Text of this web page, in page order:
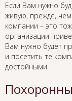
Если Вам нужно
живую, прежде,
компании – это
организации
Вам нужно будет
и посетить те
достойными.